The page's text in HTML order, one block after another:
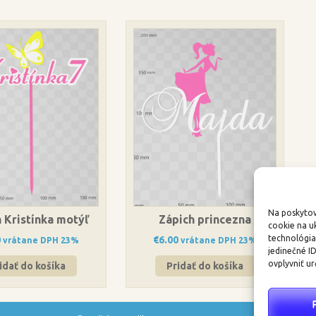
Na
cookie na
jedinečné
ovplyvniť
Kristínka motýľ
vrátane DPH 23%
do košíka
Zápich princezna
€6.00 vrátane DPH 23%
Pridať do košíka